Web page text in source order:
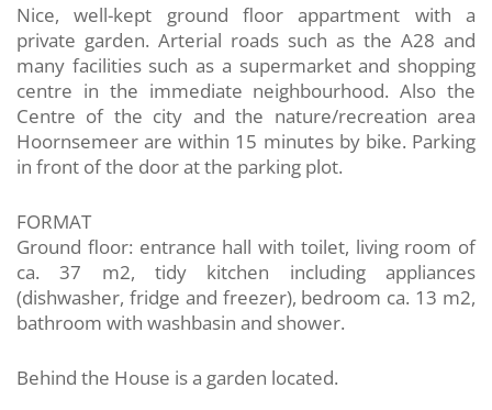
Nice, well-kept ground floor appartment with a
private garden. Arterial roads such as the A28 and
many facilities such as a supermarket and shopping
centre in the immediate neighbourhood. Also the
Centre of the city and the nature/recreation area
Hoornsemeer are within 15 minutes by bike. Parking
in front of the door at the parking plot.
FORMAT
Ground floor: entrance hall with toilet, living room of
ca. 37 m2, tidy kitchen including appliances
(dishwasher, fridge and freezer), bedroom ca. 13 m2,
bathroom with washbasin and shower.
Behind the House is a garden located.